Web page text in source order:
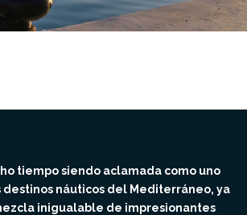
tiempo siendo aclamada como uno
destinos náuticos del Mediterráneo, ya
inigualable de impresionantes